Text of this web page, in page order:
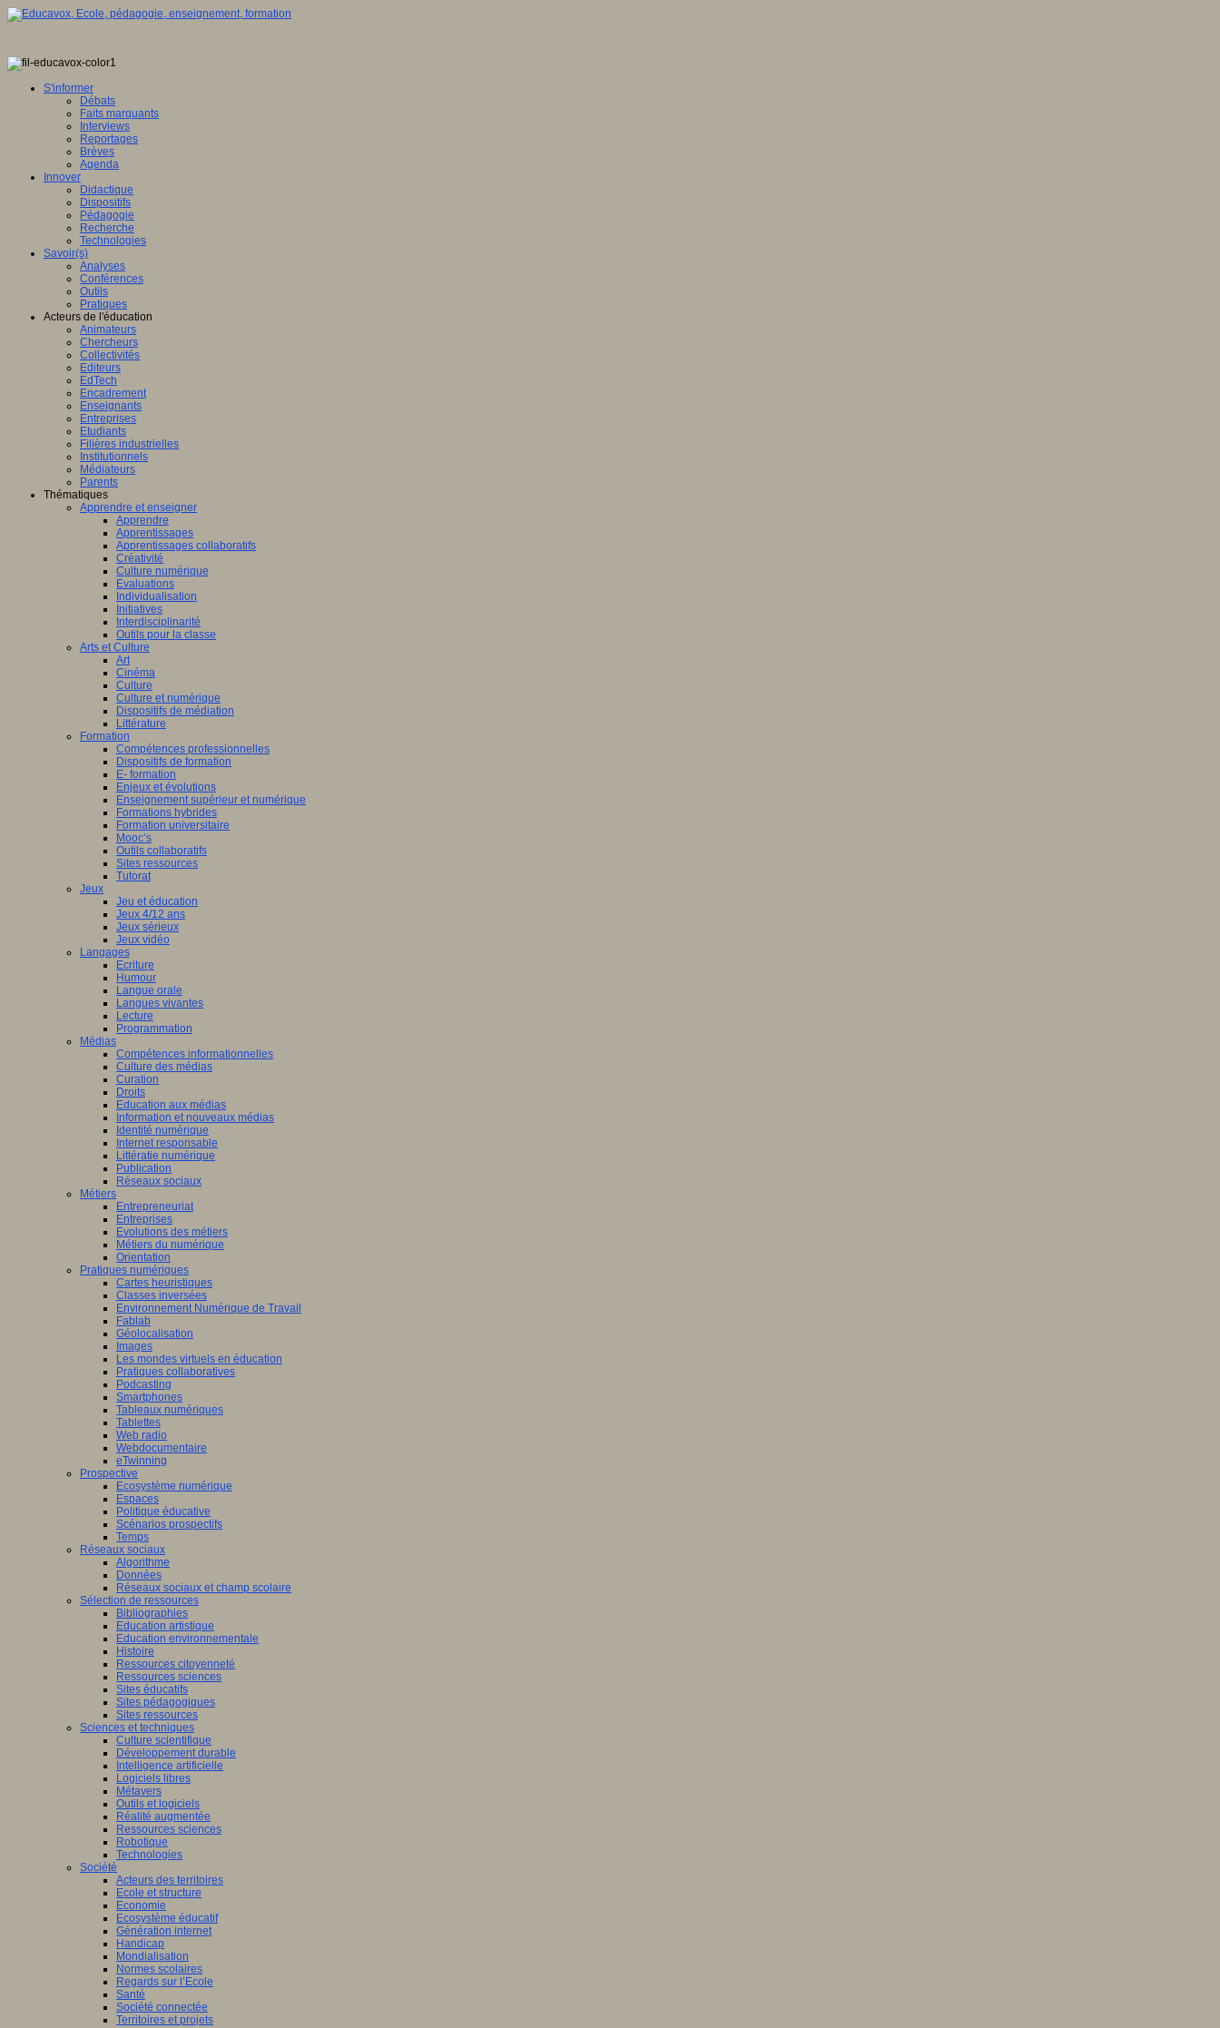
S'informer
Débats
Faits marquants
Interviews
Reportages
Brèves
Agenda
Innover
Didactique
Dispositifs
Pédagogie
Recherche
Technologies
Savoir(s)
Analyses
Conférences
Outils
Pratiques
Acteurs de l'éducation
Animateurs
Chercheurs
Collectivités
Editeurs
EdTech
Encadrement
Enseignants
Entreprises
Etudiants
Filières industrielles
Institutionnels
Médiateurs
Parents
Thématiques
Apprendre et enseigner
Apprendre
Apprentissages
Apprentissages collaboratifs
Créativité
Culture numérique
Evaluations
Individualisation
Initiatives
Interdisciplinarité
Outils pour la classe
Arts et Culture
Art
Cinéma
Culture
Culture et numérique
Dispositifs de médiation
Littérature
Formation
Compétences professionnelles
Dispositifs de formation
E- formation
Enjeux et évolutions
Enseignement supérieur et numérique
Formations hybrides
Formation universitaire
Mooc’s
Outils collaboratifs
Sites ressources
Tutorat
Jeux
Jeu et éducation
Jeux 4/12 ans
Jeux sérieux
Jeux vidéo
Langages
Ecriture
Humour
Langue orale
Langues vivantes
Lecture
Programmation
Médias
Compétences informationnelles
Culture des médias
Curation
Droits
Education aux médias
Information et nouveaux médias
Identité numérique
Internet responsable
Littératie numérique
Publication
Réseaux sociaux
Métiers
Entrepreneuriat
Entreprises
Evolutions des métiers
Métiers du numérique
Orientation
Pratiques numériques
Cartes heuristiques
Classes inversées
Environnement Numérique de Travail
Fablab
Géolocalisation
Images
Les mondes virtuels en éducation
Pratiques collaboratives
Podcasting
Smartphones
Tableaux numériques
Tablettes
Web radio
Webdocumentaire
eTwinning
Prospective
Ecosystème numérique
Espaces
Politique éducative
Scénarios prospectifs
Temps
Réseaux sociaux
Algorithme
Données
Réseaux sociaux et champ scolaire
Sélection de ressources
Bibliographies
Education artistique
Education environnementale
Histoire
Ressources citoyenneté
Ressources sciences
Sites éducatifs
Sites pédagogiques
Sites ressources
Sciences et techniques
Culture scientifique
Développement durable
Intelligence artificielle
Logiciels libres
Métavers
Outils et logiciels
Réalité augmentée
Ressources sciences
Robotique
Technologies
Société
Acteurs des territoires
Ecole et structure
Economie
Ecosystème éducatif
Génération internet
Handicap
Mondialisation
Normes scolaires
Regards sur l’Ecole
Santé
Société connectée
Territoires et projets